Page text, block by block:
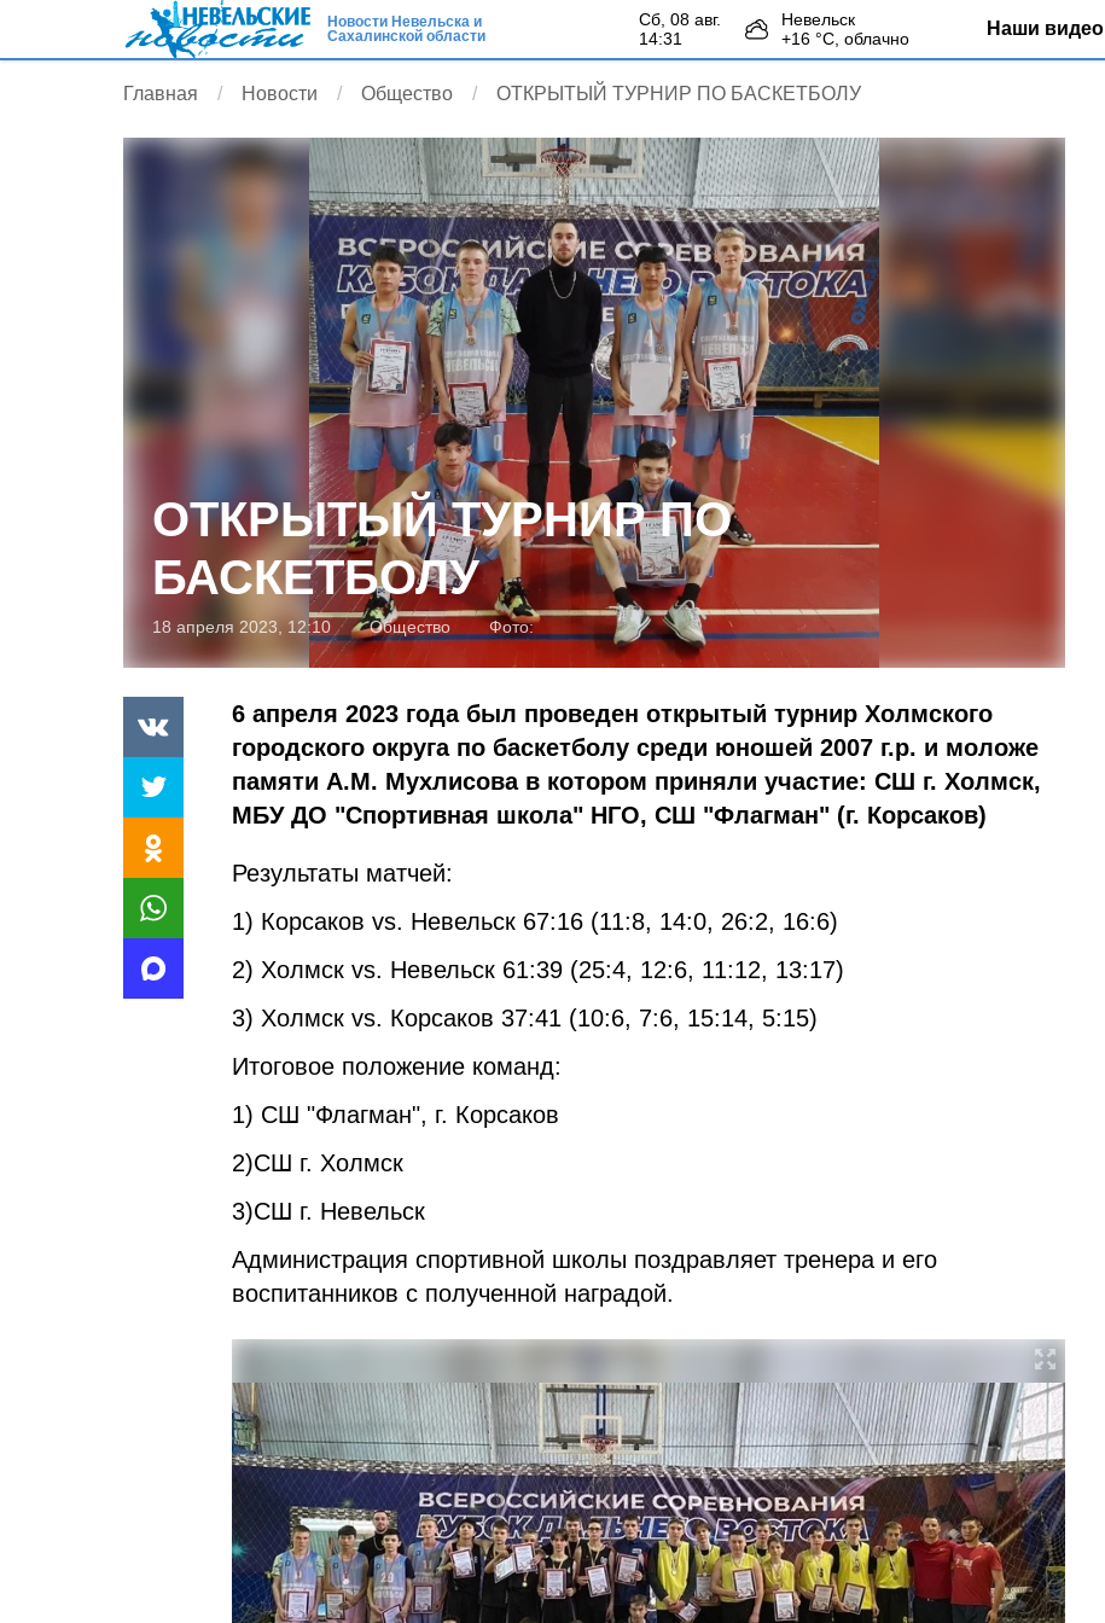
Новости Невельска и
Сахалинской области
сб, 08 авг.
14:31
Невельск
+16 °С, облачно Наши видео
Главная Новости Общество ОТКРЫТЫЙ ТУРНИР ПО БАСКЕТБОЛУ
ОТКРЫТЫЙ ТУРНИР ПО
БАСКЕТБОЛУ
18 апреля 2023, 12:10 Общество Фото:
6 апреля 2023 года был проведен открытый турнир Холмского
городского округа по баскетболу среди юношей 2007 г.р. и моложе
памяти А.М. Мухлисова в котором приняли участие: СШ г. Холмск,
МБУ ДО "Спортивная школа" НГО, СШ "Флагман" (г. Корсаков)
Результаты матчей:
1) Корсаков vs. Невельск 67:16 (11:8, 14:0, 26:2, 16:6)
2) Холмск vs. Невельск 61:39 (25:4, 12:6, 11:12, 13:17)
3) Холмск vs. Корсаков 37:41 (10:6, 7:6, 15:14, 5:15)
Итоговое положение команд:
1) СШ "Флагман", г. Корсаков
2)СШ г. Холмск
3)СШ г. Невельск
Администрация спортивной школы поздравляет тренера и его
воспитанников с полученной наградой.